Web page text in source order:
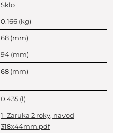
Sklo
0.166 (kg)
68 (mm)
94 (mm)
68 (mm)
0.435 (l)
1_Zaruka 2 roky, navod
318x44mm.pdf